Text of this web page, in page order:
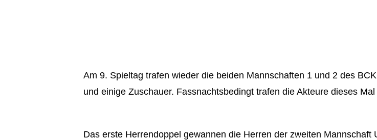
Am 9. Spieltag trafen wieder die beiden Mannschaften 1 und 2 des
und einige Zuschauer. Fassnachtsbedingt trafen die Akteure dieses
Das erste Herrendoppel gewannen die Herren der zweiten